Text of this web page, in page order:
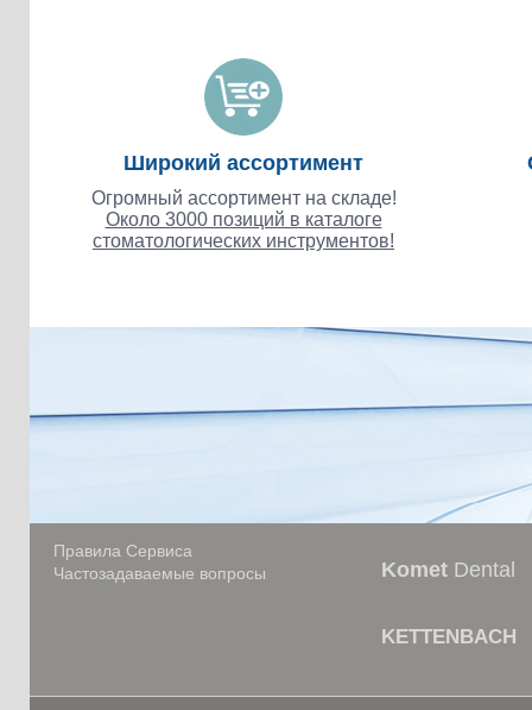
Широкий ассортимент
Огромный ассортимент на складе!
Около 3000 позиций в каталоге
стоматологических инструментов!
Правила Сервиса
Частозадаваемые вопросы
Komet Dental
KETTENBACH